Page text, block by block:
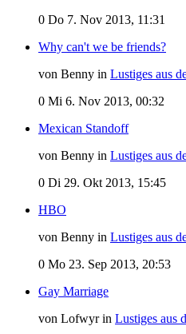
0 Do 7. Nov 2013, 11:31
Why can't we be friends?
von Benny in Lustiges aus
0 Mi 6. Nov 2013, 00:32
Mexican Standoff
von Benny in Lustiges aus
0 Di 29. Okt 2013, 15:45
HBO
von Benny in Lustiges aus
0 Mo 23. Sep 2013, 20:53
Gay Marriage
von Lofwyr in Lustiges aus